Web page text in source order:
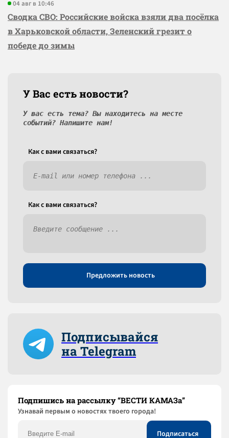
04 авг в 10:46
Сводка СВО: Российские войска взяли два посёлка
в Харьковской области, Зеленский грезит о
победе до зимы
У Вас есть новости?
У вас есть тема? Вы находитесь на месте
событий? Напишите нам!
Как c вами связаться?
Как c вами связаться?
Предложить новость
Подписывайся
на Telegram
Подпишись на рассылку “ВЕСТИ КАМАЗа”
Узнaвай первым о новостях твоего города!